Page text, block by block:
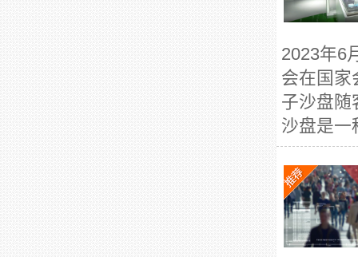
2023年6
会在国家
子沙盘随
沙盘是一